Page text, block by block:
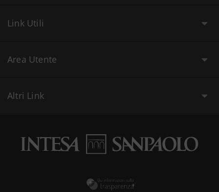
Link Utili
Area Utente
Altri Link